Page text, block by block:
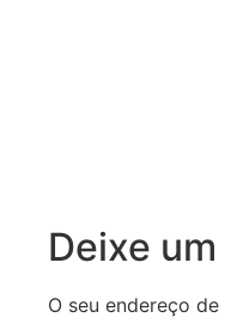
Deixe
O seu endereço